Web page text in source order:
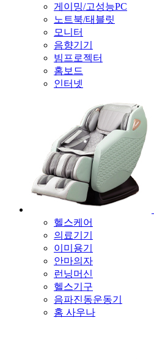
게이밍/고성능PC
노트북/태블릿
모니터
음향기기
빔프로젝터
홈보드
인터넷
헬스케어
의료기기
이미용기
안마의자
런닝머신
헬스기구
음파진동운동기
홈 사우나